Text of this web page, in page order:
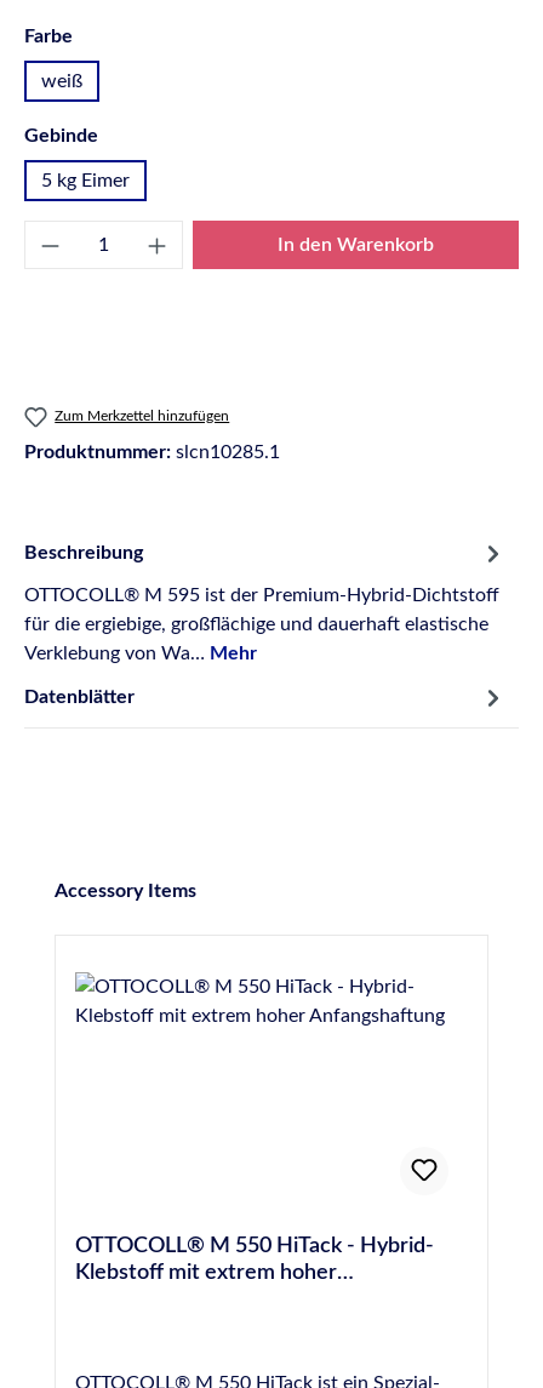
Farbe
weiß
Gebinde
5 kg Eimer
Produkt Anzahl: Gib den gewünschten
In den Warenkorb
Zum Merkzettel hinzufügen
Produktnummer: slcn10285.1
Beschreibung
OTTOCOLL® M 595 ist der Premium-Hybrid-Dichtstoff
für die ergiebige, großflächige und dauerhaft elastische
Verklebung von Wa… Mehr
Datenblätter
Produktgalerie überspringen
Accessory Items
OTTOCOLL® M 550 HiTack - Hybrid-
Klebstoff mit extrem hoher
OTTOCOLL® M 550 HiTack ist ein Spezial-